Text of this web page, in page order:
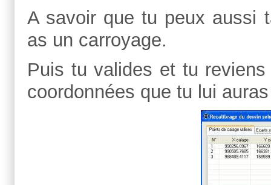
A savoir que tu peux aussi
as un carroyage.
Puis tu valides et tu
coordonnées que tu lui